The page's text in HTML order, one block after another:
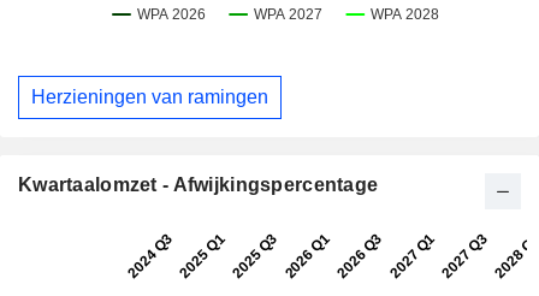
Herzieningen van ramingen
Kwartaalomzet - Afwijkingspercentage